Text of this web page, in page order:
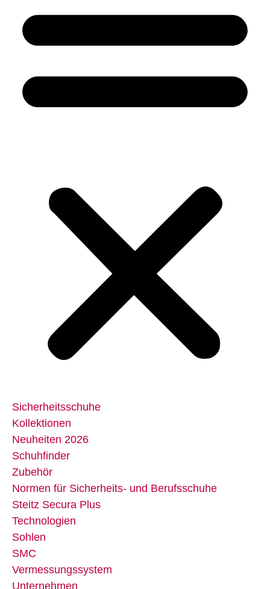
Sicherheitsschuhe
Kollektionen
Neuheiten 2026
Schuhfinder
Zubehör
Normen für Sicherheits- und Berufsschuhe
Steitz Secura Plus
Technologien
Sohlen
SMC
Vermessungssystem
Unternehmen